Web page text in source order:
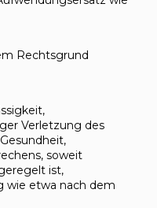
Rechtsgrund
Verletzung des
soweit
ist,
wie etwa nach dem